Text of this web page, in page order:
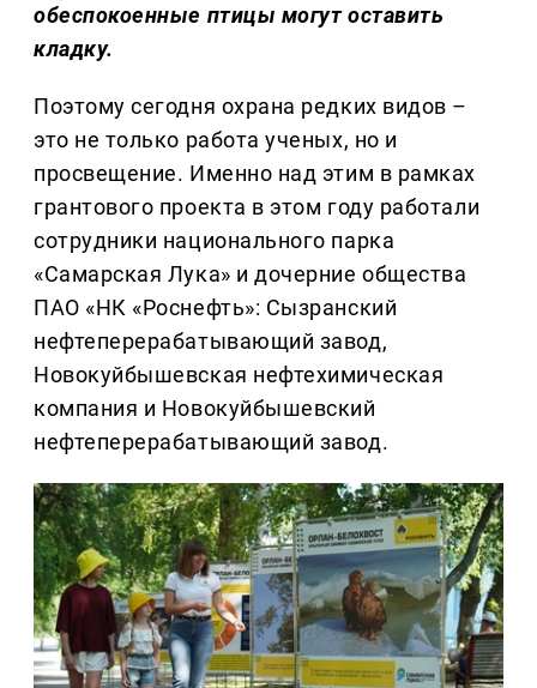
обеспокоенные птицы могут оставить
кладку.
Поэтому сегодня охрана редких видов –
это не только работа ученых, но и
просвещение. Именно над этим в рамках
грантового проекта в этом году работали
сотрудники национального парка
«Самарская Лука» и дочерние общества
ПАО «НК «Роснефть»: Сызранский
нефтеперерабатывающий завод,
Новокуйбышевская нефтехимическая
компания и Новокуйбышевский
нефтеперерабатывающий завод.